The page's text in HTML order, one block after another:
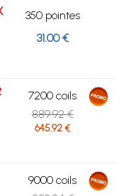
350 pointes
31.00 €
7200 coils
889.92 €
645.92 €
9000 coils